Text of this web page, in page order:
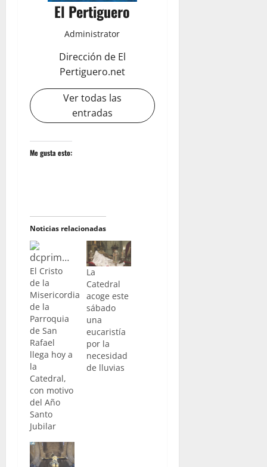
El Pertiguero
Administrator
Dirección de El
Pertiguero.net
Ver todas las
entradas
Me gusta esto:
Noticias relacionadas
El Cristo
de la
Misericordia
de la
Parroquia
de San
Rafael
llega hoy a
la
Catedral,
con motivo
del Año
Santo
Jubilar
La
Catedral
acoge este
sábado
una
eucaristía
por la
necesidad
de lluvias